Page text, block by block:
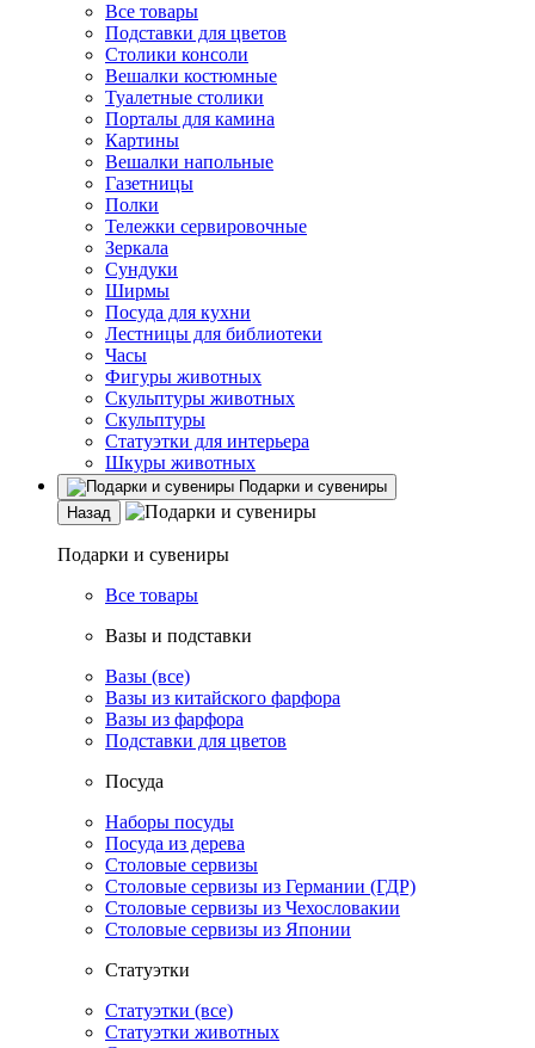
Все товары
Подставки для цветов
Столики консоли
Вешалки костюмные
Туалетные столики
Порталы для камина
Картины
Вешалки напольные
Газетницы
Полки
Тележки сервировочные
Зеркала
Сундуки
Ширмы
Посуда для кухни
Лестницы для библиотеки
Часы
Фигуры животных
Скульптуры животных
Скульптуры
Статуэтки для интерьера
Шкуры животных
Подарки и сувениры
Назад
Подарки и сувениры
Все товары
Вазы и подставки
Вазы (все)
Вазы из китайского фарфора
Вазы из фарфора
Подставки для цветов
Посуда
Наборы посуды
Посуда из дерева
Столовые сервизы
Столовые сервизы из Германии (ГДР)
Столовые сервизы из Чехословакии
Столовые сервизы из Японии
Статуэтки
Статуэтки (все)
Статуэтки животных